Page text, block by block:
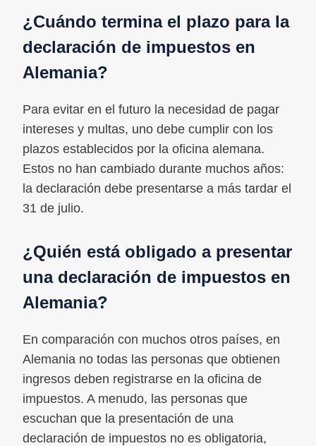
¿Cuándo termina el plazo para la
declaración de impuestos en
Alemania?
Para evitar en el futuro la necesidad de pagar
intereses y multas, uno debe cumplir con los
plazos establecidos por la oficina alemana.
Estos no han cambiado durante muchos años:
la declaración debe presentarse a más tardar el
31 de julio.
¿Quién está obligado a presentar
una declaración de impuestos en
Alemania?
En comparación con muchos otros países, en
Alemania no todas las personas que obtienen
ingresos deben registrarse en la oficina de
impuestos. A menudo, las personas que
escuchan que la presentación de una
declaración de impuestos no es obligatoria,